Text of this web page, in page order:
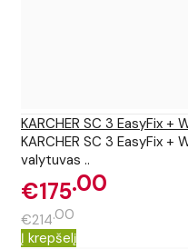
KARCHER SC 3 EasyFix +
KARCHER SC 3 EasyFix +
valytuvas ..
€17500
€214 00
Į krepšelį